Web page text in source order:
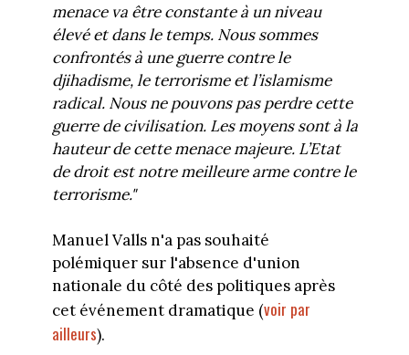
menace va être constante à un niveau
élevé et dans le temps. Nous sommes
confrontés à une guerre contre le
djihadisme, le terrorisme et l’islamisme
radical. Nous ne pouvons pas perdre cette
guerre de civilisation. Les moyens sont à la
hauteur de cette menace majeure. L’Etat
de droit est notre meilleure arme contre le
terrorisme."
Manuel Valls n'a pas souhaité
polémiquer sur l'absence d'union
nationale du côté des politiques après
cet événement dramatique (voir par
ailleurs).